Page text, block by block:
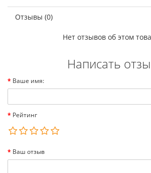
Отзывы (0)
Нет отзывов об этом
Написать
Ваше имя:
Рейтинг
Ваш отзыв